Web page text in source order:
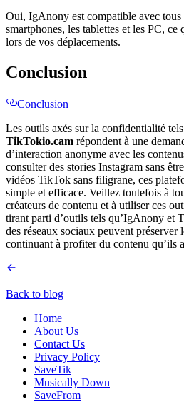
Oui, IgAnony est compatible avec tous
smartphones, les tablettes et les PC,
lors de vos déplacements.
Conclusion
Conclusion
Les outils axés sur la confidentialité
TikTokio.cam répondent à une
d’interaction anonyme avec les
consulter des stories Instagram sans
vidéos TikTok sans filigrane, ces
simple et efficace. Veillez toutefois à
créateurs de contenu et à utiliser ces
tirant parti d’outils tels qu’IgAnony et
des réseaux sociaux peuvent préserver
continuant à profiter du contenu qu’ils
Back to blog
Home
About Us
Contact Us
Privacy Policy
SaveTik
Musically Down
SaveFrom